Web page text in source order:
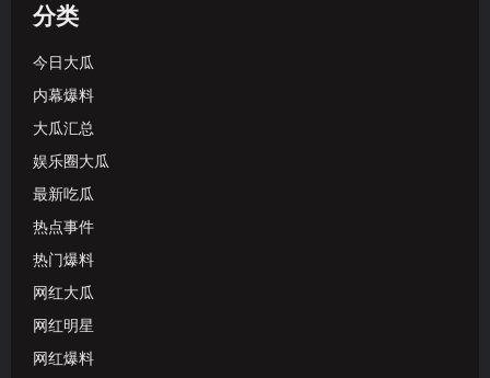
分类
今日大瓜
内幕爆料
大瓜汇总
娱乐圈大瓜
最新吃瓜
热点事件
热门爆料
网红大瓜
网红明星
网红爆料